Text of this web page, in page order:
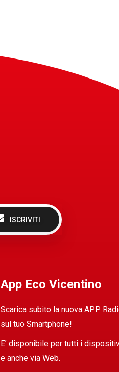
ISCRIVITI
App Eco Vicentino
Scarica subito la nuova APP
sul tuo Smartphone!
E’ disponibile per tutti i
e anche via Web.